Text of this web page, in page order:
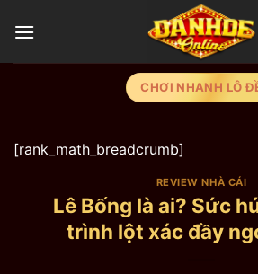
đến
CHƠI NHANH LÔ
[rank_math_breadcrumb]
REVIEW NHÀ CÁI
Lê Bống là ai? Sức
trình lột xác đầy